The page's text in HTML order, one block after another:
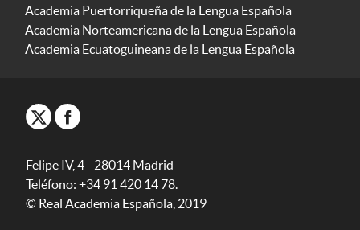
Academia Puertorriqueña de la Lengua Española
Academia Norteamericana de la Lengua Española
Academia Ecuatoguineana de la Lengua Española
Felipe IV, 4 - 28014 Madrid -
Teléfono: +34 91 420 14 78.
© Real Academia Española, 2019